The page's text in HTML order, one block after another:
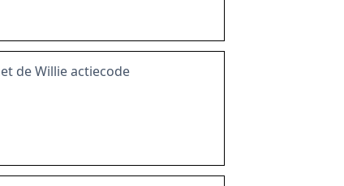
de Willie actiecode